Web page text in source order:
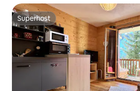
Superhost
Superhost